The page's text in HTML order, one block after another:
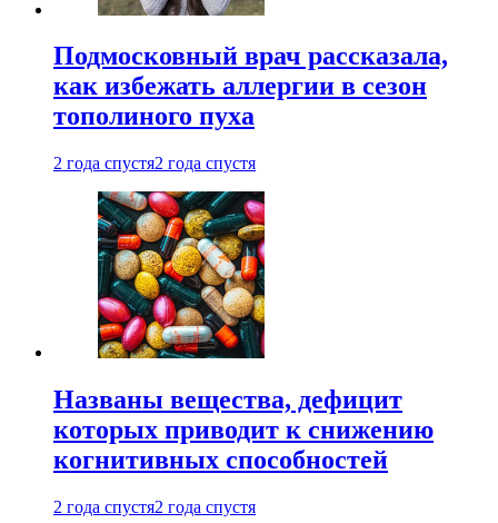
Подмосковный врач рассказала,
как избежать аллергии в сезон
тополиного пуха
2 года спустя2 года спустя
Названы вещества, дефицит
которых приводит к снижению
когнитивных способностей
2 года спустя2 года спустя